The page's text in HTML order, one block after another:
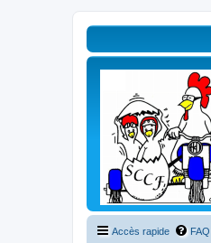
Accès rapide FAQ